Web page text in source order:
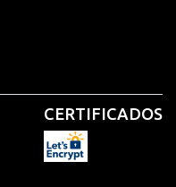
CERTIFICADOS